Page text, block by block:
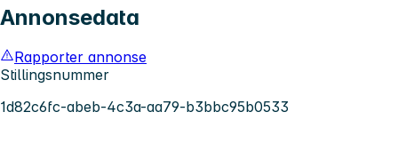
Annonsedata
Rapporter annonse
Stillingsnummer
1d82c6fc-abeb-4c3a-aa79-b3bbc95b0533